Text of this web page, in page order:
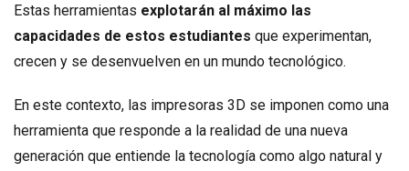
Estas herramientas explotarán al máximo las
capacidades de estos estudiantes que experimentan,
crecen y se desenvuelven en un mundo tecnológico.
En este contexto, las impresoras 3D se imponen como una
herramienta que responde a la realidad de una nueva
generación que entiende la tecnología como algo natural y